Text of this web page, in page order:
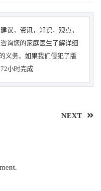
议，资讯，知识，观点，
询您的家庭医生了解详细
义务，如果我们侵犯了版
小时完成
NEXT